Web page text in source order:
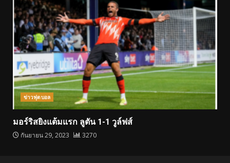
ข่าวฟุตบอล
มอร์ริสยิงแต้มแรก ลูตัน 1-1 วูล์ฟส์
กันยายน 29, 2023 3270